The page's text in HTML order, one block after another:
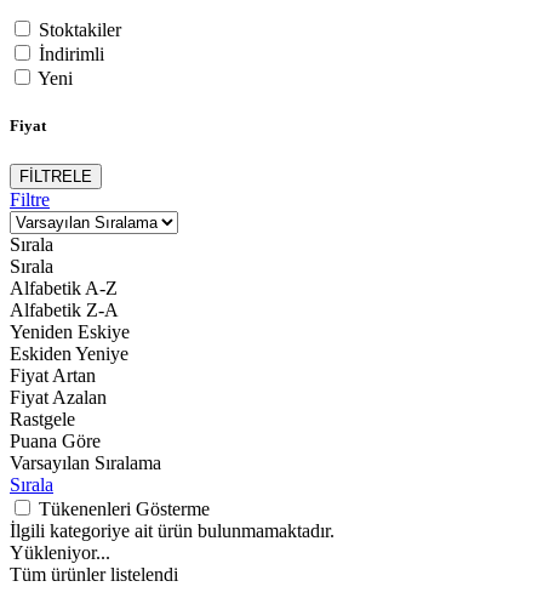
Stoktakiler
İndirimli
Yeni
Fiyat
FİLTRELE
Filtre
Sırala
Sırala
Alfabetik A-Z
Alfabetik Z-A
Yeniden Eskiye
Eskiden Yeniye
Fiyat Artan
Fiyat Azalan
Rastgele
Puana Göre
Varsayılan Sıralama
Sırala
Tükenenleri Gösterme
İlgili kategoriye ait ürün bulunmamaktadır.
Yükleniyor...
Tüm ürünler listelendi